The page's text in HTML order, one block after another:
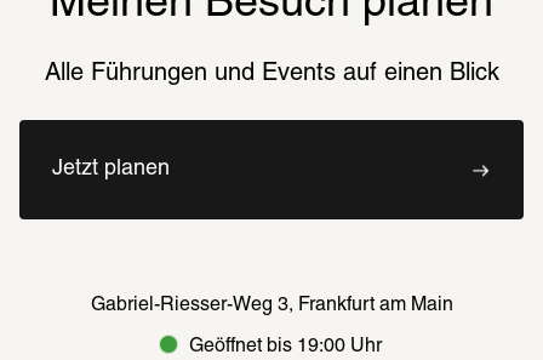
Alle Führungen und Events auf einen Blick
Jetzt planen
Gabriel-Riesser-Weg 3, Frankfurt am Main
Geöffnet bis 19:00 Uhr